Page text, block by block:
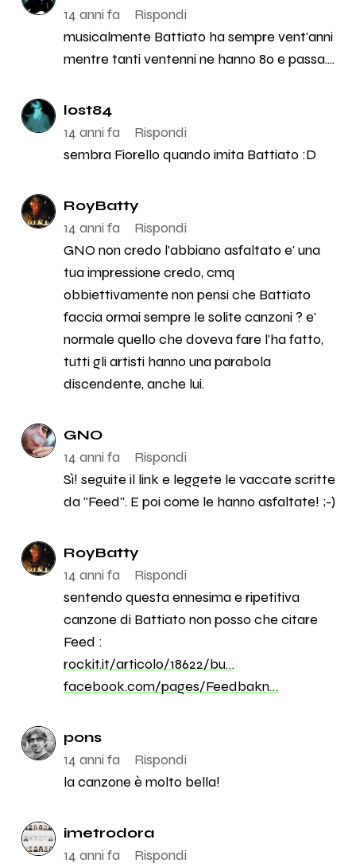
14 anni fa
Rispondi
musicalmente Battiato ha sempre vent'anni
mentre tanti ventenni ne hanno 80 e passa....
lost84
14 anni fa
Rispondi
sembra Fiorello quando imita Battiato :D
RoyBatty
14 anni fa
Rispondi
GNO non credo l'abbiano asfaltato e' una
tua impressione credo, cmq
obbiettivamente non pensi che Battiato
faccia ormai sempre le solite canzoni ? e'
normale quello che doveva fare l'ha fatto,
tutti gli artisti hanno una parabola
discendente, anche lui.
GNO
14 anni fa
Rispondi
Sì! seguite il link e leggete le vaccate scritte
da "Feed". E poi come le hanno asfaltate! ;-)
RoyBatty
14 anni fa
Rispondi
sentendo questa ennesima e ripetitiva
canzone di Battiato non posso che citare
Feed :
rockit.it/articolo/18622/bu…
facebook.com/pages/Feedbakn…
pons
14 anni fa
Rispondi
la canzone è molto bella!
imetrodora
14 anni fa
Rispondi